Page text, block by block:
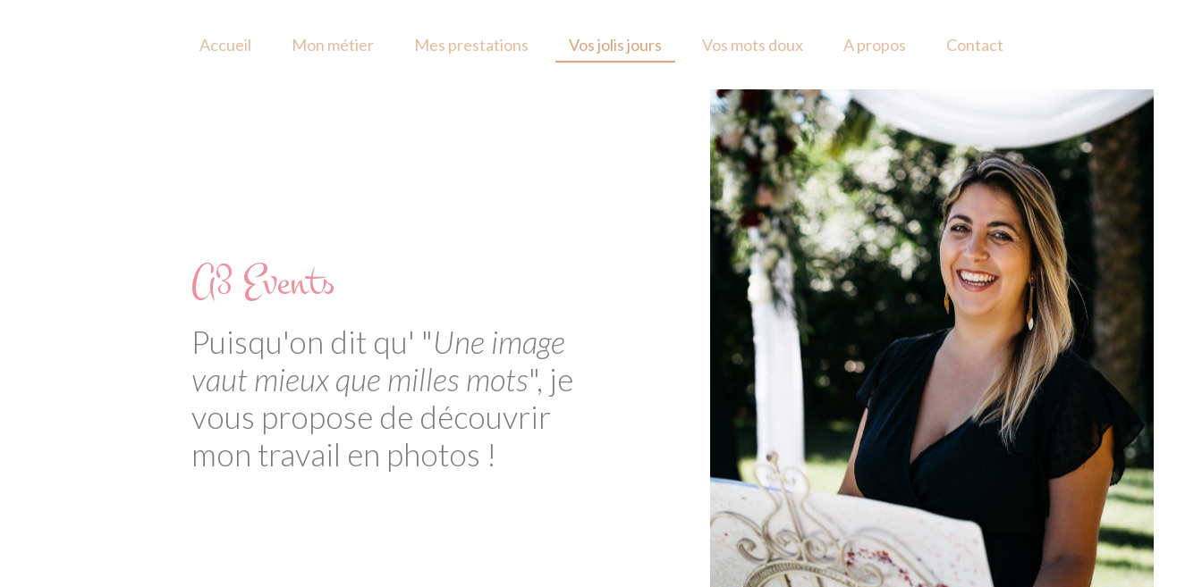
Accueil Mon métier Mes prestations Vos jolis jours Vos mots doux A propos Contact
A3 Events
Puisqu'on dit qu' "Une image
vaut mieux que milles mots", je
vous propose de découvrir
mon travail en photos !